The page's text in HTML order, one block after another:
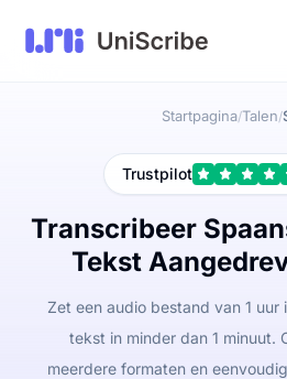
Startpagina/Talen/
Trustpilot
Transcribeer
Tekst
Zet een audio bestand van 1 uur
tekst in minder dan 1 minuut.
meerdere formaten en